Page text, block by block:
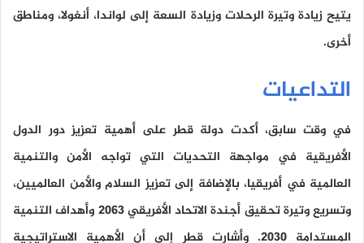
يتيح زيادة وتيرة الرحلات وزيادة السعة إلى لواندا، أنغولا، ومناطق
أخرى.
التداعيات
في وقت سابق، أكدت دولة قطر على أهمية تعزيز دور الدول
الأفريقية في مواجهة التحديات التي تواجه الأمن والتنمية
العالمية في أفريقيا، بالإضافة إلى تعزيز السلام والأمن العالميين،
وتسريع وتيرة تحقيق أجندة الاتحاد الأفريقي ٢٠٦٣ وأهداف التنمية
المستدامة ٢٠٣٠. وأشارت قطر إلى أن الأهمية الاستراتيجية